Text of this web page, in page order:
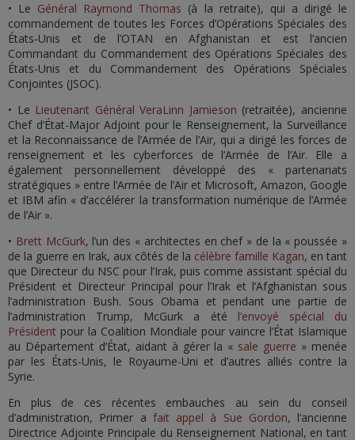
• Le Général Raymond Thomas (à la retraite), qui a dirigé le
commandement de toutes les Forces d’Opérations Spéciales des
États-Unis et de l’OTAN en Afghanistan et est l’ancien
Commandant du Commandement des Opérations Spéciales des
États-Unis et du Commandement des Opérations Spéciales
Conjointes (JSOC).
• Le Lieutenant Général VeraLinn Jamieson (retraitée), ancienne
Chef d’État-Major Adjoint pour le Renseignement, la Surveillance
et la Reconnaissance de l’Armée de l’Air, qui a dirigé les forces de
renseignement et les cyberforces de l’Armée de l’Air. Elle a
également personnellement développé des « partenariats
stratégiques » entre l’Armée de l’Air et Microsoft, Amazon, Google
et IBM afin « d’accélérer la transformation numérique de l’Armée
de l’Air ».
• Brett McGurk, l’un des « architectes en chef » de la « poussée »
de la guerre en Irak, aux côtés de la célèbre famille Kagan, en tant
que Directeur du NSC pour l’Irak, puis comme assistant spécial du
Président et Directeur Principal pour l’Irak et l’Afghanistan sous
l’administration Bush. Sous Obama et pendant une partie de
l’administration Trump, McGurk a été l’envoyé spécial du
Président pour la Coalition Mondiale pour vaincre l’État Islamique
au Département d’État, aidant à gérer la « sale guerre » menée
par les États-Unis, le Royaume-Uni et d’autres alliés contre la
Syrie.
En plus de ces récentes embauches au sein du conseil
d’administration, Primer a fait appel à Sue Gordon, l’ancienne
Directrice Adjointe Principale du Renseignement National, en tant